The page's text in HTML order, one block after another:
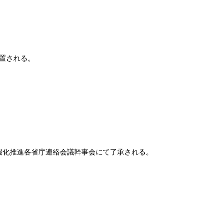
される。
推進各省庁連絡会議幹事会にて了承される。